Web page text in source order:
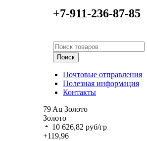
+7-911-236-87-85
Поиск
Почтовые отправления
Полезная информация
Контакты
79 Au Золото
Золото
10 626,82 руб/гр
+119,96